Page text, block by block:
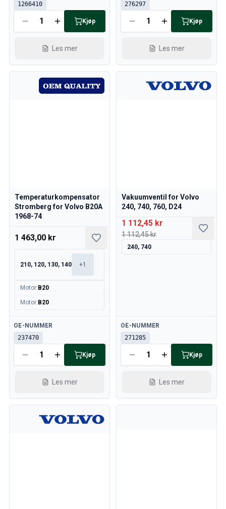
1266410
Kjøp
Les mer
276297
Kjøp
Les mer
Temperaturkompensator
Stromberg for Volvo B20A
1968-74
1 463,00 kr
210, 120, 130, 140 +1
Motor: B20
Motor: B20
Tilgjengelig
OE-NUMMER
237470
Kjøp
Les mer
Vakuumventil for Volvo
240, 740, 760, D24
1 112,45 kr
1 112,45 kr
240, 740
Tilgjengelig
OE-NUMMER
271285
Kjøp
Les mer